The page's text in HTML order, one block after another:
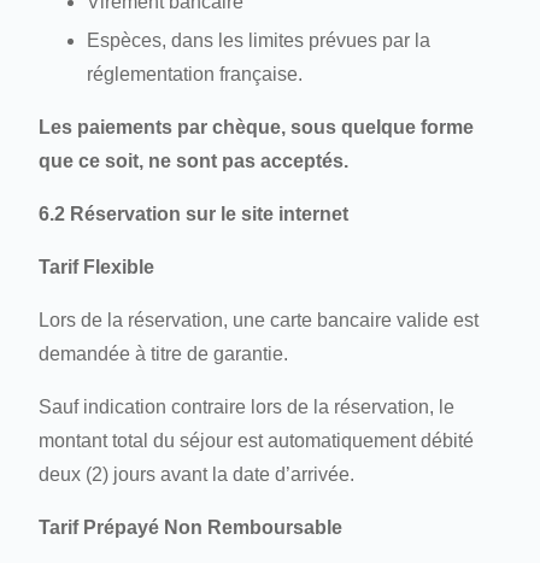
Espèces, dans les limites prévues par la
réglementation française.
Les paiements par chèque, sous quelque forme
que ce soit, ne sont pas acceptés.
6.2 Réservation sur le site internet
Tarif Flexible
Lors de la réservation, une carte bancaire valide est
demandée à titre de garantie.
Sauf indication contraire lors de la réservation, le
montant total du séjour est automatiquement débité
deux (2) jours avant la date d’arrivée.
Tarif Prépayé Non Remboursable